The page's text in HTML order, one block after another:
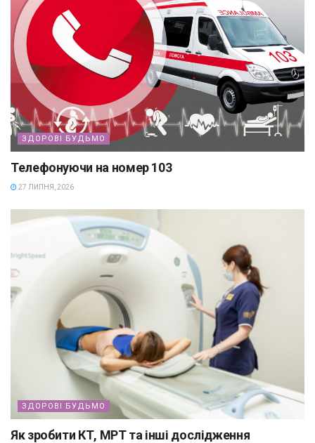
ЗДОРОВІ БУДЬМО
Телефонуючи на номер 103
27 ЛИПНЯ, 2026
ЗДОРОВІ БУДЬМО
Як зробити КТ, МРТ та інші дослідження